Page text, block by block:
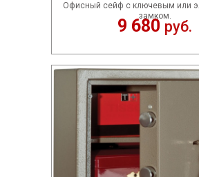
Офисный сейф с ключевым или
замком.
9 680 руб.